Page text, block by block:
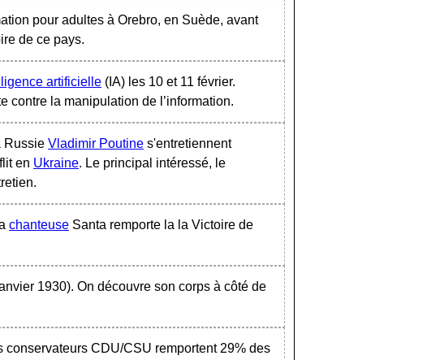
pour adultes à Orebro, en Suède, avant
de ce pays.
artificielle (IA) les 10 et 11 février.
contre la manipulation de l’information.
Russie Vladimir Poutine s'entretiennent
en Ukraine. Le principal intéressé, le
chanteuse Santa remporte la la Victoire de
1930). On découvre son corps à côté de
conservateurs CDU/CSU remportent 29% des